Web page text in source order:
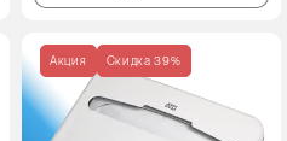
Акция Cкидка 39%